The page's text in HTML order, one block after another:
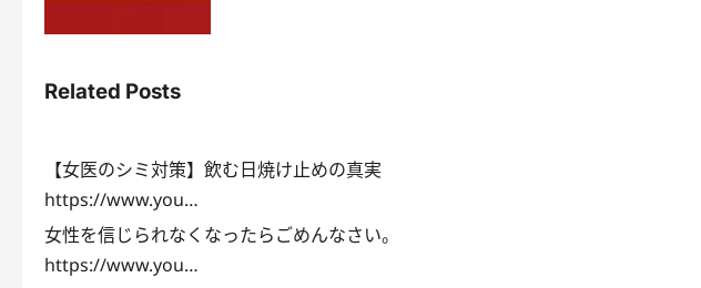
Related Posts
【女医のシミ対策】飲む日焼け止めの真実
https://www.you…
女性を信じられなくなったらごめんなさい。
https://www.you…